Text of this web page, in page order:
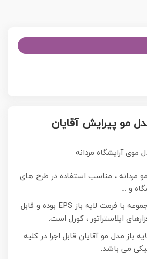
مو پیرایش آقایان
موی آرایشگاه مردانه
مردانه ، مناسب استفاده در طرح های
و …
فایل های این مجموعه با فرمت لایه باز EPS بوده و قابل
ایلاستراتور ، کورل است.
باز مدل مو آقایان قابل اجرا در کلیه
می باشد.